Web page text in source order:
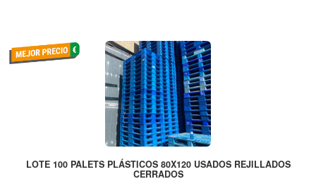
LOTE 100 PALETS PLÁSTICOS 80X120 USADOS REJILLADOS
CERRADOS